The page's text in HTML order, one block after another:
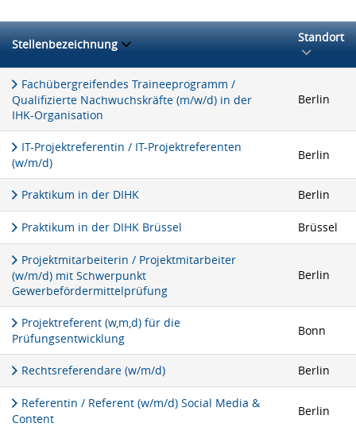
Stellenbezeichnung Standort
Fachübergreifendes Traineeprogramm /
Qualifizierte Nachwuchskräfte (m/w/d) in der
IHK-Organisation
Berlin
IT-Projektreferentin / IT-Projektreferenten
(w/m/d)
Berlin
Praktikum in der DIHK Berlin
Praktikum in der DIHK Brüssel Brüssel
Projektmitarbeiterin / Projektmitarbeiter
(w/m/d) mit Schwerpunkt
Gewerbefördermittelprüfung
Berlin
Projektreferent (w,m,d) für die
Prüfungsentwicklung
Bonn
Rechtsreferendare (w/m/d) Berlin
Referentin / Referent (w/m/d) Social Media &
Content
Berlin